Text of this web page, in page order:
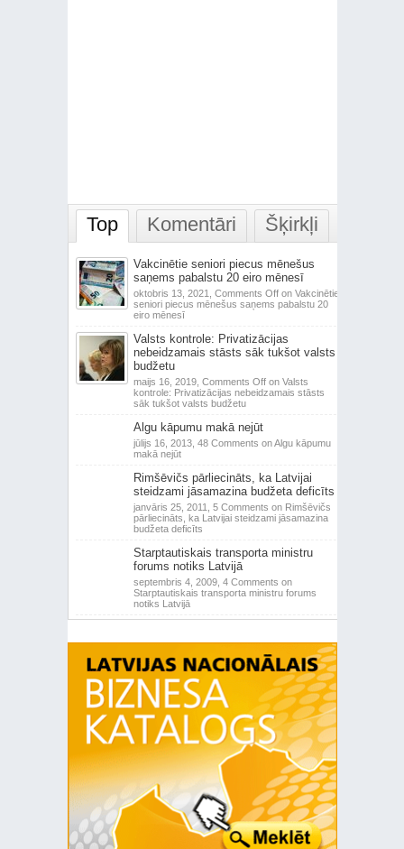
Top Komentāri Šķirkļi
Vakcinētie seniori piecus mēnešus
saņems pabalstu 20 eiro mēnesī
oktobris 13, 2021, Comments Offon Vakcinētie
seniori piecus mēnešus saņems pabalstu 20
eiro mēnesī
Valsts kontrole: Privatizācijas
nebeidzamais stāsts sāk tukšot valsts
budžetu
maijs 16, 2019, Comments Offon Valsts
kontrole: Privatizācijas nebeidzamais stāsts
sāk tukšot valsts budžetu
Algu kāpumu makā nejūt
jūlijs 16, 2013, 48 Comments on Algu kāpumu
makā nejūt
Rimšēvičs pārliecināts, ka Latvijai
steidzami jāsamazina budžeta deficīts
janvāris 25, 2011, 5 Comments on Rimšēvičs
pārliecināts, ka Latvijai steidzami jāsamazina
budžeta deficīts
Starptautiskais transporta ministru
forums notiks Latvijā
septembris 4, 2009, 4 Comments on
Starptautiskais transporta ministru forums
notiks Latvijā